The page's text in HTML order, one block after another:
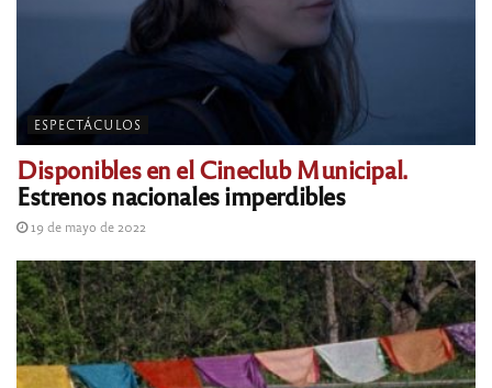
ESPECTÁCULOS
Disponibles en el Cineclub Municipal.
Estrenos nacionales imperdibles
19 de mayo de 2022